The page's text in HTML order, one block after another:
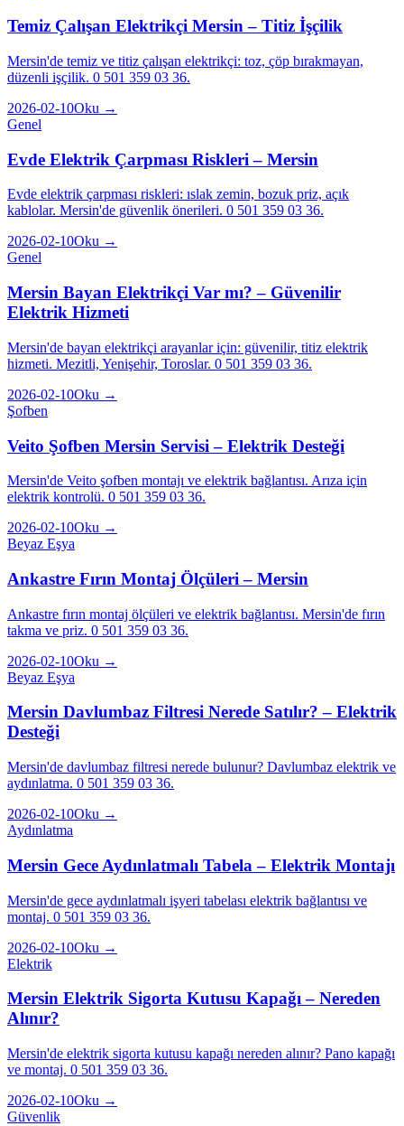
Temiz Çalışan Elektrikçi Mersin – Titiz İşçilik
Mersin'de temiz ve titiz çalışan elektrikçi: toz, çöp bırakmayan,
düzenli işçilik. 0 501 359 03 36.
2026-02-10Oku →
Genel
Evde Elektrik Çarpması Riskleri – Mersin
Evde elektrik çarpması riskleri: ıslak zemin, bozuk priz, açık
kablolar. Mersin'de güvenlik önerileri. 0 501 359 03 36.
2026-02-10Oku →
Genel
Mersin Bayan Elektrikçi Var mı? – Güvenilir
Elektrik Hizmeti
Mersin'de bayan elektrikçi arayanlar için: güvenilir, titiz elektrik
hizmeti. Mezitli, Yenişehir, Toroslar. 0 501 359 03 36.
2026-02-10Oku →
Şofben
Veito Şofben Mersin Servisi – Elektrik Desteği
Mersin'de Veito şofben montajı ve elektrik bağlantısı. Arıza için
elektrik kontrolü. 0 501 359 03 36.
2026-02-10Oku →
Beyaz Eşya
Ankastre Fırın Montaj Ölçüleri – Mersin
Ankastre fırın montaj ölçüleri ve elektrik bağlantısı. Mersin'de fırın
takma ve priz. 0 501 359 03 36.
2026-02-10Oku →
Beyaz Eşya
Mersin Davlumbaz Filtresi Nerede Satılır? – Elektrik
Desteği
Mersin'de davlumbaz filtresi nerede bulunur? Davlumbaz elektrik ve
aydınlatma. 0 501 359 03 36.
2026-02-10Oku →
Aydınlatma
Mersin Gece Aydınlatmalı Tabela – Elektrik Montajı
Mersin'de gece aydınlatmalı işyeri tabelası elektrik bağlantısı ve
montaj. 0 501 359 03 36.
2026-02-10Oku →
Elektrik
Mersin Elektrik Sigorta Kutusu Kapağı – Nereden
Alınır?
Mersin'de elektrik sigorta kutusu kapağı nereden alınır? Pano kapağı
ve montaj. 0 501 359 03 36.
2026-02-10Oku →
Güvenlik